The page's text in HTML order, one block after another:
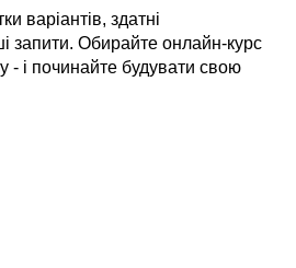
варіантів, здатні
запити. Обирайте онлайн-курс
- і починайте будувати свою